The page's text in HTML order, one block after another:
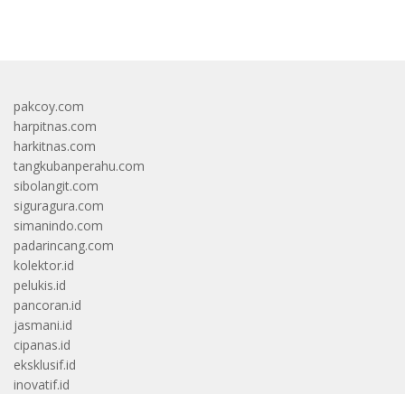
pakcoy.com
harpitnas.com
harkitnas.com
tangkubanperahu.com
sibolangit.com
siguragura.com
simanindo.com
padarincang.com
kolektor.id
pelukis.id
pancoran.id
jasmani.id
cipanas.id
eksklusif.id
inovatif.id